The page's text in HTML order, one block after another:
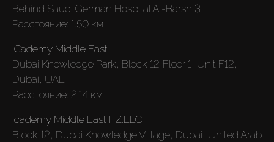
Новостройки
AX Journal
Каталоги
Агенты
Behind Saudi German Hospital Al-Barsh 3
Расстояние: 1.50 км
iCademy Middle East
Dubai Knowledge Park, Block 12,Floor 1, Unit F12,
Dubai, UAE
Расстояние: 2.14 км
Icademy Middle East FZ.LLC
Block 12, Dubai Knowledge Village, Dubai, United Arab